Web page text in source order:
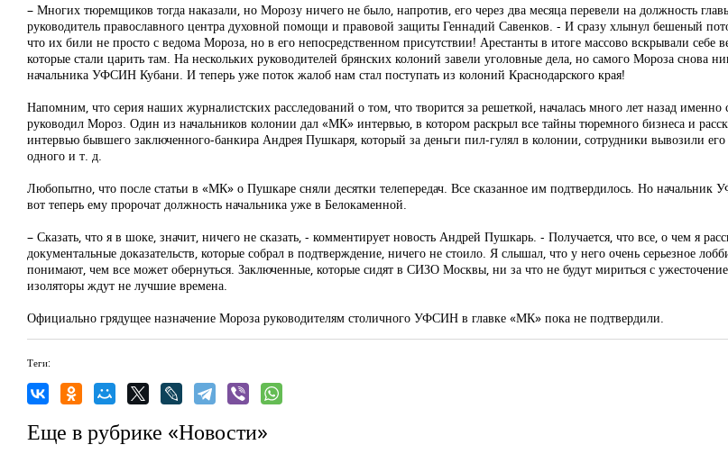
– Многих тюремщиков тогда наказали, но Морозу ничего не было, напротив, его через два месяца перевели на должность
руководитель православного центра духовной помощи и правовой защиты Геннадий Савенков. - И сразу хлынул бешеный
что их били не просто с ведома Мороза, но в его непосредственном присутствии! Арестанты в итоге массово вскрывали себе
которые стали царить там. На нескольких руководителей брянских колоний завели уголовные дела, но самого Мороза снова
начальника УФСИН Кубани. И теперь уже поток жалоб нам стал поступать из колоний Краснодарского края!
Напомним, что серия наших журналистских расследований о том, что творится за решеткой, началась много лет назад
руководил Мороз. Один из начальников колонии дал «МК» интервью, в котором раскрыл все тайны тюремного бизнеса и
интервью бывшего заключенного-банкира Андрея Пушкаря, который за деньги пил-гулял в колонии, сотрудники вывозили
одного и т. д.
Любопытно, что после статьи в «МК» о Пушкаре сняли десятки телепередач. Все сказанное им подтвердилось. Но
вот теперь ему пророчат должность начальника уже в Белокаменной.
– Сказать, что я в шоке, значит, ничего не сказать, - комментирует новость Андрей Пушкарь. - Получается, что все, о чем я
документальные доказательств, которые собрал в подтверждение, ничего не стоило. Я слышал, что у него очень серьезное
понимают, чем все может обернуться. Заключенные, которые сидят в СИЗО Москвы, ни за что не будут мириться с
изоляторы ждут не лучшие времена.
Официально грядущее назначение Мороза руководителям столичного УФСИН в главке «МК» пока не подтвердили.
Теги:
Еще в рубрике «Новости»